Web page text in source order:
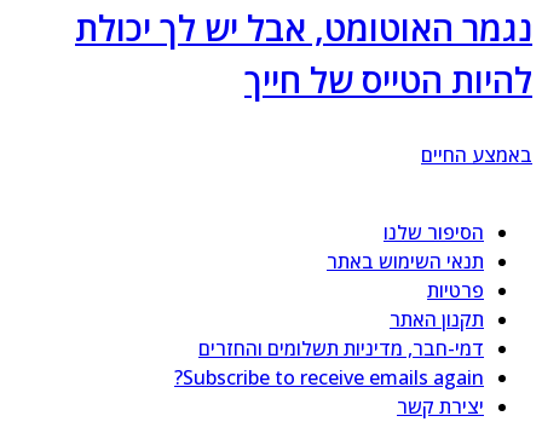
האוטומט, אבל יש לך יכולת
הטייס של חייך
החיים
הסיפור שלנו
תנאי השימוש באתר
פרטיות
תקנון האתר
דמי-חבר, מדיניות תשלומים והחזרים
Subscribe to receive emails again?
יצירת קשר